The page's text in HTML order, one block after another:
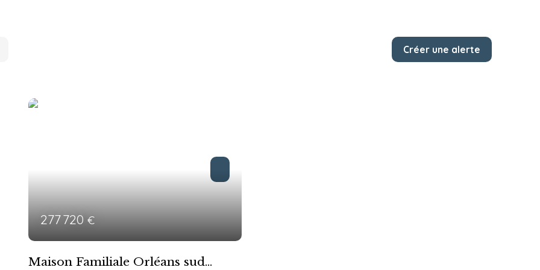
Créer une alerte
277 720€
Maison Familiale Orléans sud